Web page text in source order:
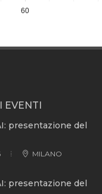
60
EVENTI
presentazione del
MILANO
presentazione del